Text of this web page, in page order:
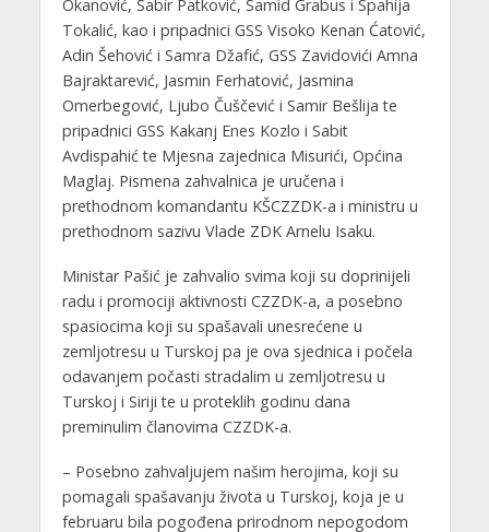
Okanović, Sabir Patković, Samid Grabus i Spahija
Tokalić, kao i pripadnici GSS Visoko Kenan Ćatović,
Adin Šehović i Samra Džafić, GSS Zavidovići Amna
Bajraktarević, Jasmin Ferhatović, Jasmina
Omerbegović, Ljubo Čuščević i Samir Bešlija te
pripadnici GSS Kakanj Enes Kozlo i Sabit
Avdispahić te Mjesna zajednica Misurići, Općina
Maglaj. Pismena zahvalnica je uručena i
prethodnom komandantu KŠCZZDK-a i ministru u
prethodnom sazivu Vlade ZDK Arnelu Isaku.
Ministar Pašić je zahvalio svima koji su doprinijeli
radu i promociji aktivnosti CZZDK-a, a posebno
spasiocima koji su spašavali unesrećene u
zemljotresu u Turskoj pa je ova sjednica i počela
odavanjem počasti stradalim u zemljotresu u
Turskoj i Siriji te u proteklih godinu dana
preminulim članovima CZZDK-a.
– Posebno zahvaljujem našim herojima, koji su
pomagali spašavanju života u Turskoj, koja je u
februaru bila pogođena prirodnom nepogodom